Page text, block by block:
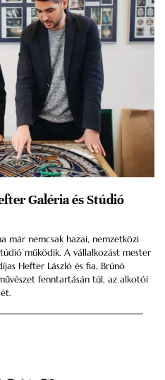
Galéria és Stúdió
már nemcsak hazai, nemzetközi
működik. A vállalkozást mester
Hefter László és fia, Brúnó
fenntartásán túl, az alkotói